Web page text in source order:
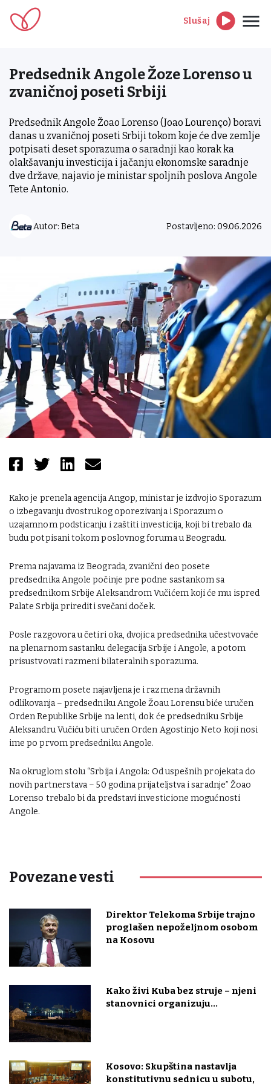
Slušaj
Predsednik Angole Žoze Lorenso u
zvaničnoj poseti Srbiji
Predsednik Angole Žoao Lorenso (Joao Lourenço) boravi
danas u zvaničnoj poseti Srbiji tokom koje će dve zemlje
potpisati deset sporazuma o saradnji kao korak ka
olakšavanju investicija i jačanju ekonomske saradnje
dve države, najavio je ministar spoljnih poslova Angole
Tete Antonio.
Autor: Beta Postavljeno: 09.06.2026
Kako je prenela agencija Angop, ministar je izdvojio Sporazum
o izbegavanju dvostrukog oporezivanja i Sporazum o
uzajamnom podsticanju i zaštiti investicija, koji bi trebalo da
budu potpisani tokom poslovnog foruma u Beogradu.
Prema najavama iz Beograda, zvanični deo posete
predsednika Angole počinje pre podne sastankom sa
predsednikom Srbije Aleksandrom Vučićem koji će mu ispred
Palate Srbija prirediti svečani doček.
Posle razgovora u četiri oka, dvojica predsednika učestvovaće
na plenarnom sastanku delegacija Srbije i Angole, a potom
prisustvovati razmeni bilateralnih sporazuma.
Programom posete najavljena je i razmena državnih
odlikovanja – predsedniku Angole Žoau Lorensu biće uručen
Orden Republike Srbije na lenti, dok će predsedniku Srbije
Aleksandru Vučiću biti uručen Orden Agostinjo Neto koji nosi
ime po prvom predsedniku Angole.
Na okruglom stolu “Srbija i Angola: Od uspešnih projekata do
novih partnerstava – 50 godina prijateljstva i saradnje” Žoao
Lorenso trebalo bi da predstavi investicione mogućnosti
Angole.
Povezane vesti
Direktor Telekoma Srbije trajno
proglašen nepoželjnom osobom
na Kosovu
Kako živi Kuba bez struje – njeni
stanovnici organizuju...
Kosovo: Skupština nastavlja
konstitutivnu sednicu u subotu,